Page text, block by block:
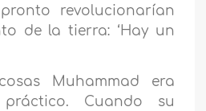
revolucionarían
de la tierra: ‘Hay un
Muhammad era
práctico. Cuando su